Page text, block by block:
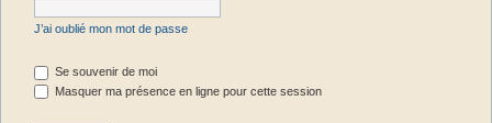
J’ai oublié mon mot de passe
Se souvenir de moi
Masquer ma présence en ligne pour cette session